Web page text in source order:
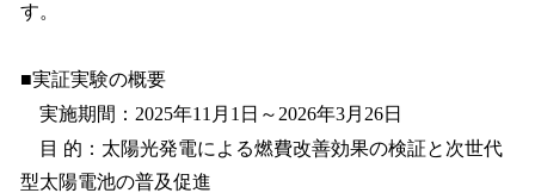
す。
■実証実験の概要
実施期間：2025年11月1日～2026年3月26日
目 的：太陽光発電による燃費改善効果の検証と次世代
型太陽電池の普及促進